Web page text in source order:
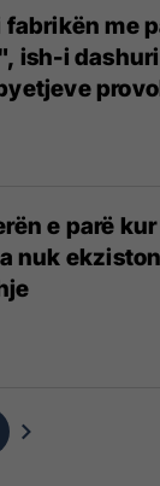
me
ish-i
e parë
nuk